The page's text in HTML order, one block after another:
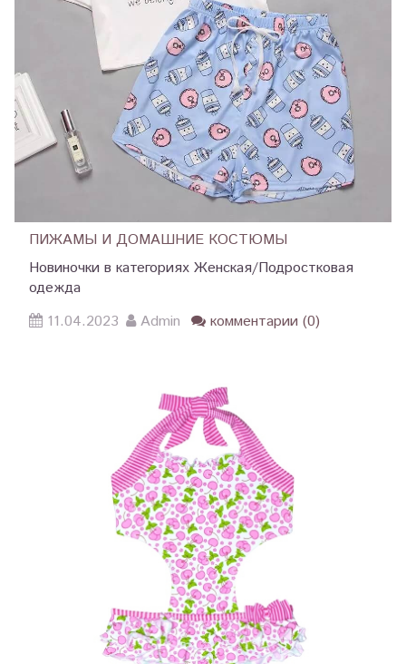
ПИЖАМЫ И ДОМАШНИЕ КОСТЮМЫ
Новиночки в категориях Женская/Подростковая
одежда
11.04.2023
Admin комментарии (0)